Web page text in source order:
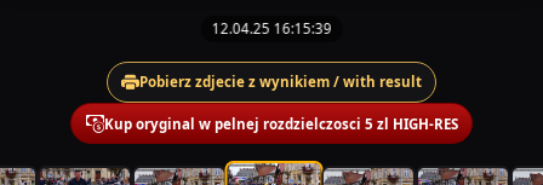
12.04.25 16:15:39
Pobierz zdjecie z wynikiem / with result
Kup oryginal w pelnej rozdzielczosci 5 zl HIGH-RES